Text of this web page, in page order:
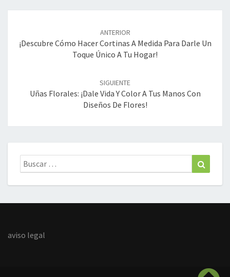
entradas
ANTERIOR
¡Descubre Cómo Hacer Cortinas A Medida Para Darle Un
Toque Único A Tu Hogar!
SIGUIENTE
Uñas Florales: ¡Dale Vida Y Color A Tus Manos Con
Diseños De Flores!
Buscar:
aviso legal